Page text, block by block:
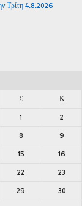
Τρίτη 4.8.2026
Σ Κ
1 2
8 9
15 16
22 23
29 30